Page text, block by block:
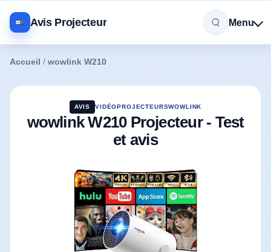
Avis Projecteur Menu
Accueil / wowlink W210
AVIS VIDÉOPROJECTEURSWOWLINK
wowlink W210 Projecteur - Test
et avis